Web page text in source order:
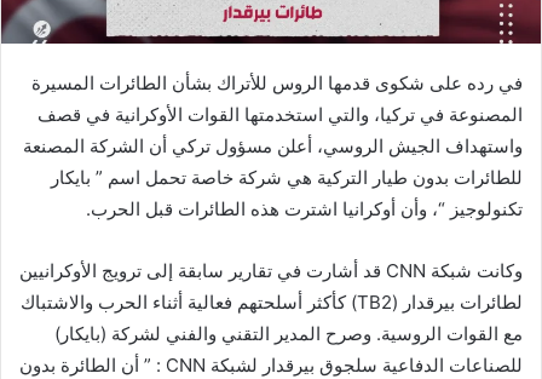
في رده على شكوى قدمها الروس للأتراك بشأن الطائرات المسيرة
المصنوعة في تركيا، والتي استخدمتها القوات الأوكرانية في قصف
واستهداف الجيش الروسي، أعلن مسؤول تركي أن الشركة المصنعة
للطائرات بدون طيار التركية هي شركة خاصة تحمل اسم ” بايكار
تكنولوجيز “، وأن أوكرانيا اشترت هذه الطائرات قبل الحرب.
وكانت شبكة CNN قد أشارت في تقارير سابقة إلى ترويج الأوكرانيين
لطائرات بيرقدار (TB2) كأكثر أسلحتهم فعالية أثناء الحرب والاشتباك
مع القوات الروسية. وصرح المدير التقني والفني لشركة (بايكار)
للصناعات الدفاعية سلجوق بيرقدار لشبكة CNN : ” أن الطائرة بدون